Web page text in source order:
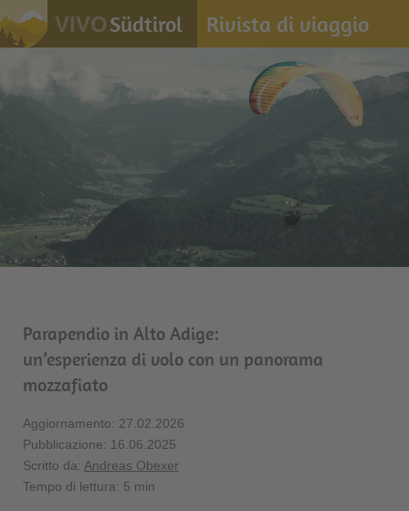
VIVOSüdtirol Rivista di viaggio
Parapendio in Alto Adige:
un’esperienza di volo con un panorama
mozzafiato
Aggiornamento: 27.02.2026
Pubblicazione: 16.06.2025
Scritto da: Andreas Obexer
Tempo di lettura: 5 min